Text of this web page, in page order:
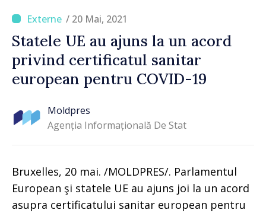
/ 20 Mai, 2021
Statele UE au ajuns la un acord
privind certificatul sanitar
european pentru COVID-19
Moldpres
Agenția Informațională De Stat
Bruxelles, 20 mai. /MOLDPRES/. Parlamentul
European şi statele UE au ajuns joi la un acord
asupra certificatului sanitar european pentru